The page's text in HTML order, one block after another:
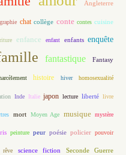
Angleterre
chat collège conte contes cuisine
enfance enfant enfants enquête
fantastique Fantasy
histoire hiver homosexualité
Inde Italie japon lecture liberté livre
mort Moyen Age musique mystère
peinture peur poésie policier pouvoir
rêve science fiction Seconde Guerre